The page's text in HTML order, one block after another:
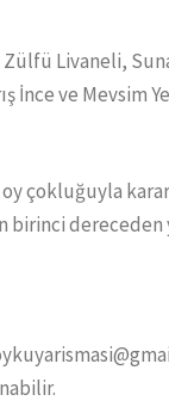
Livaneli,
İnce ve Mevsim
çokluğuyla
dereceden